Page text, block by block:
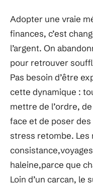
Adopter une vraie
finances, c’est
l’argent. On
pour retrouver
Pas besoin d’être
cette dynamique :
mettre de l’ordre,
face et de poser
stress retombe. Les
haleine,parce que
Loin d’un carcan, le